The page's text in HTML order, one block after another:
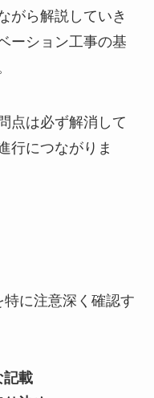
がら解説していき
ーション工事の基
点は必ず解消して
行につながりま
に注意深く確認す
記載